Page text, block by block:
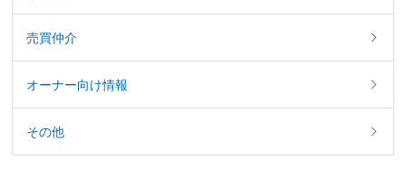
売買仲介
オーナー向け情報
その他